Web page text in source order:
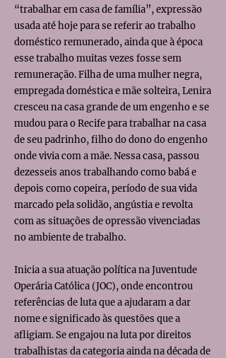
“trabalhar em casa de família”, expressão
usada até hoje para se referir ao trabalho
doméstico remunerado, ainda que à época
esse trabalho muitas vezes fosse sem
remuneração. Filha de uma mulher negra,
empregada doméstica e mãe solteira, Lenira
cresceu na casa grande de um engenho e se
mudou para o Recife para trabalhar na casa
de seu padrinho, filho do dono do engenho
onde vivia com a mãe. Nessa casa, passou
dezesseis anos trabalhando como babá e
depois como copeira, período de sua vida
marcado pela solidão, angústia e revolta
com as situações de opressão vivenciadas
no ambiente de trabalho.
Inicia a sua atuação política na Juventude
Operária Católica (JOC), onde encontrou
referências de luta que a ajudaram a dar
nome e significado às questões que a
afligiam. Se engajou na luta por direitos
trabalhistas da categoria ainda na década de